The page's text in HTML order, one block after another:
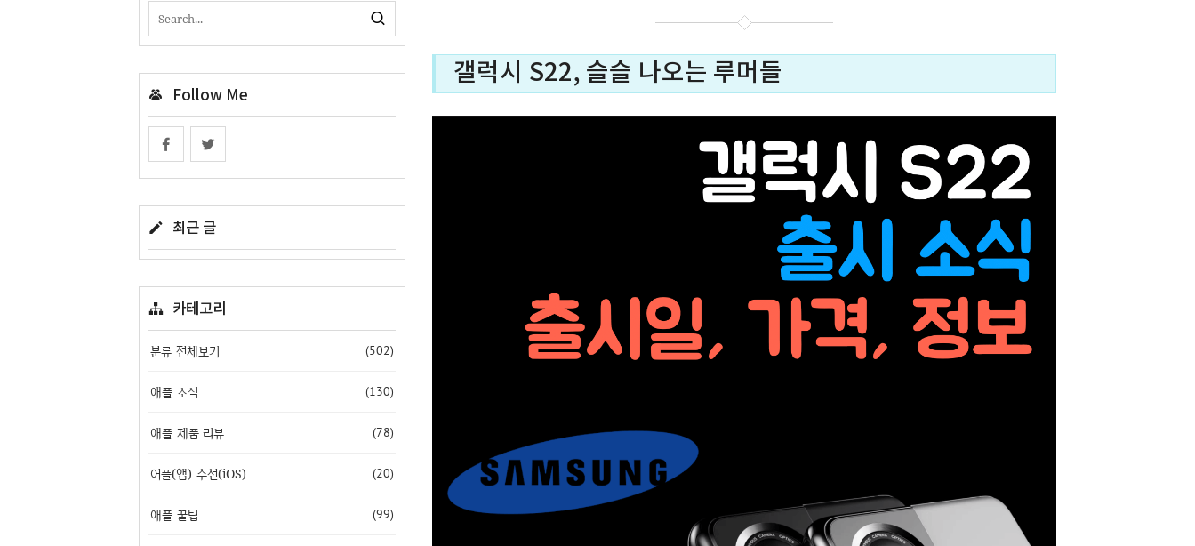
갤럭시 S22, 슬슬 나오는 루머들
Follow Me
최근 글
카테고리
분류 전체보기 (502)
애플 소식 (130)
애플 제품 리뷰 (78)
어플(앱) 추천(iOS) (20)
애플 꿀팁 (99)